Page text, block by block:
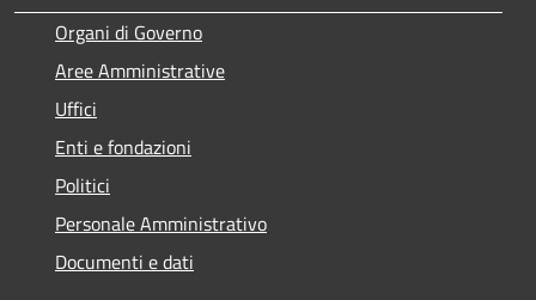
Organi di Governo
Aree Amministrative
Uffici
Enti e fondazioni
Politici
Personale Amministrativo
Documenti e dati